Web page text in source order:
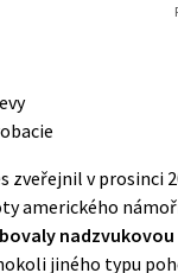
zveřejnil v
amerického
jiného typu